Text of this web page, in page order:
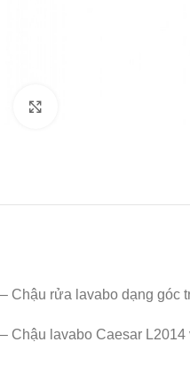
– Chậu rửa lavabo dạng góc
– Chậu lavabo Caesar